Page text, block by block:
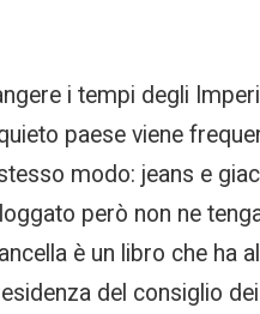
i tempi degli
paese viene
modo: jeans e
però non ne
è un libro che ha
del consiglio